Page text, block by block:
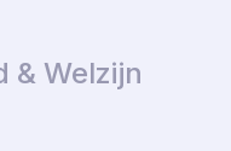
& Welzijn